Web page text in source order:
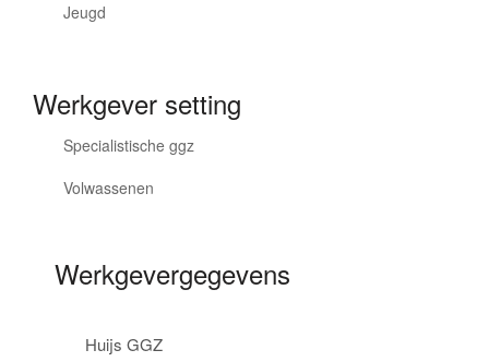
Jeugd
Werkgever setting
Specialistische ggz
Volwassenen
Werkgevergegevens